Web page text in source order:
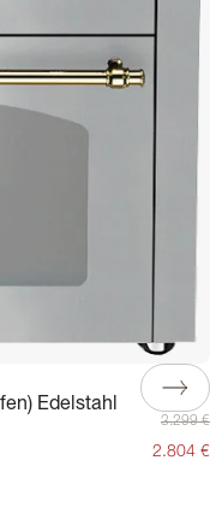
Edelstahl
3.299 €
2.804 €